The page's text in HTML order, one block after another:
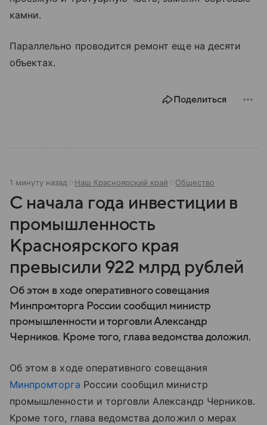
камни.
Параллельно проводится ремонт еще на десяти
объектах.
Поделиться
1 минуту назад Наш Красноярский край Общество
С начала года инвестиции в
промышленность
Красноярского края
превысили 922 млрд рублей
Об этом в ходе оперативного совещания
Минпромторга России сообщил министр
промышленности и торговли Александр
Черников. Кроме того, глава ведомства доложил.
Об этом в ходе оперативного совещания
Минпромторга России сообщил министр
промышленности и торговли Александр Черников.
Кроме того, глава ведомства доложил о мерах